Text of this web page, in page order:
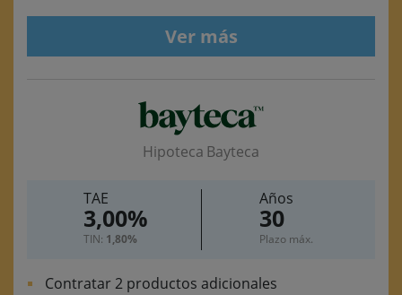
Ver más
Hipoteca Bayteca
TAE
3,00%
TIN: 1,80%
Años
30
Plazo máx.
Contratar 2 productos adicionales